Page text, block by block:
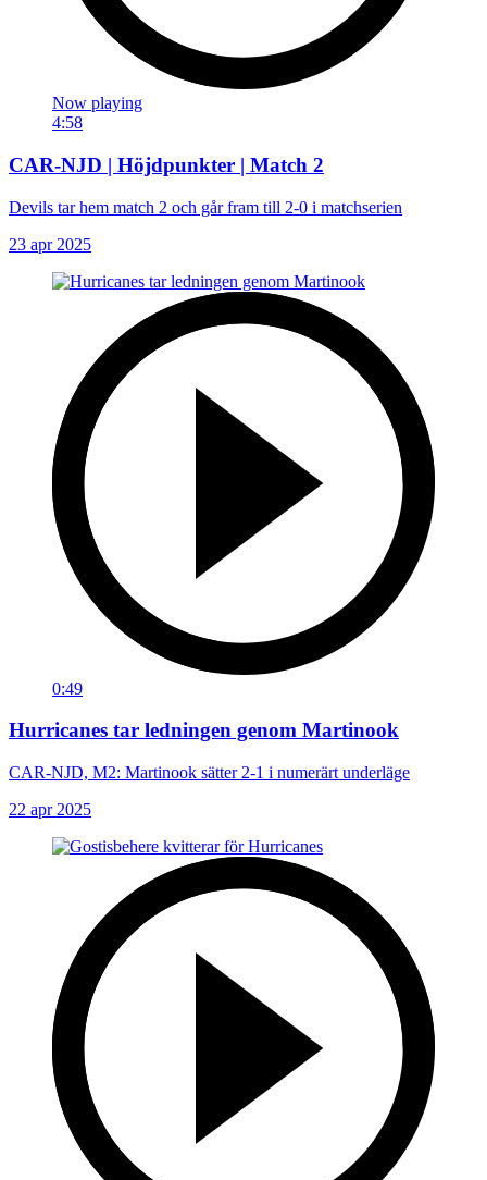
Now playing
4:58
CAR-NJD | Höjdpunkter | Match 2
Devils tar hem match 2 och går fram till 2-0 i matchserien
23 apr 2025
0:49
Hurricanes tar ledningen genom Martinook
CAR-NJD, M2: Martinook sätter 2-1 i numerärt underläge
22 apr 2025